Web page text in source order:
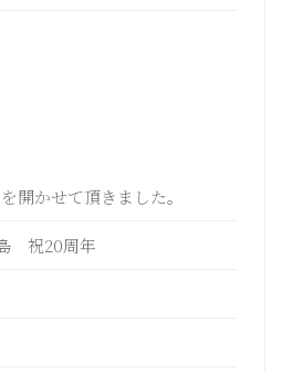
開かせて頂きました。
祝20周年